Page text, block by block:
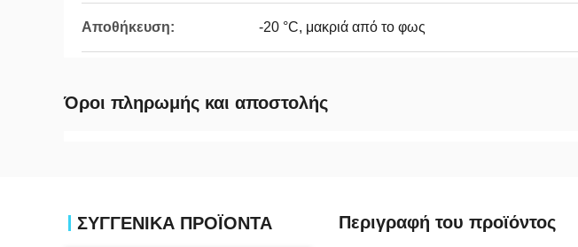
Αποθήκευση: -20 °C, μακριά από το φως
Όροι πληρωμής και αποστολής
ΣΥΓΓΕΝΙΚΆ ΠΡΟΪΌΝΤΑ Περιγραφή του προϊόντος